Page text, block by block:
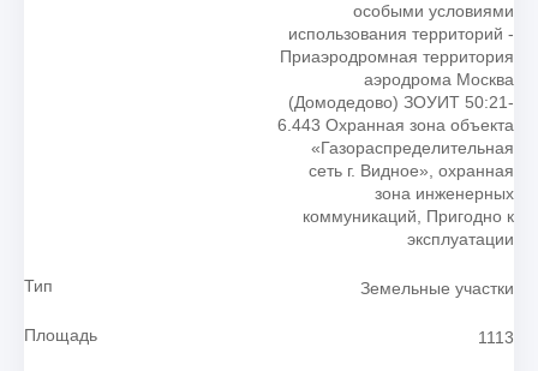
особыми условиями
использования территорий -
Приаэродромная территория
аэродрома Москва
(Домодедово) ЗОУИТ 50:21-
6.443 Охранная зона объекта
«Газораспределительная
сеть г. Видное», охранная
зона инженерных
коммуникаций, Пригодно к
эксплуатации
Тип Земельные участки
Площадь 1113